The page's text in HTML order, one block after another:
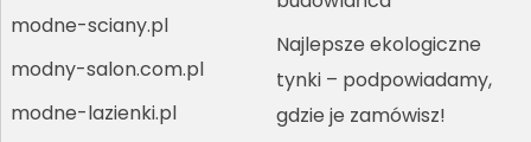
modne-sciany.pl
modny-salon.com.pl
modne-lazienki.pl
Najlepsze ekologiczne
tynki – podpowiadamy,
gdzie je zamówisz!